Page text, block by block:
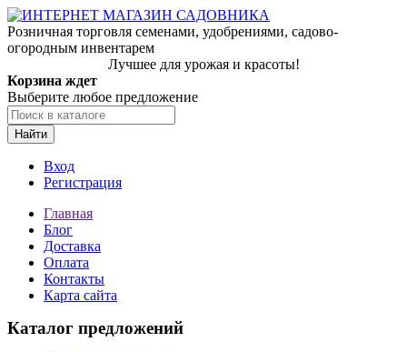
Розничная торговля семенами, удобрениями, садово-
огородным инвентарем
Лучшее для урожая и красоты!
Корзина ждет
Выберите любое предложение
Найти
Вход
Регистрация
Главная
Блог
Доставка
Оплата
Контакты
Карта сайта
Каталог предложений